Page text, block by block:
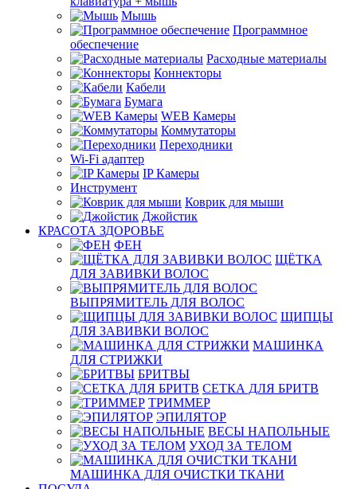
Мышь
Программное
обеспечение
Расходные материалы
Коннекторы
Кабели
Бумага
WEB Камеры
Коммутаторы
Переходники
Wi-Fi адаптер
IP Камеры
Инструмент
Коврик для мыши
Джойстик
КРАСОТА ЗДОРОВЬЕ
ФЕН
ЩЁТКА
ДЛЯ ЗАВИВКИ ВОЛОС
ВЫПРЯМИТЕЛЬ ДЛЯ ВОЛОС
ЩИПЦЫ
ДЛЯ ЗАВИВКИ ВОЛОС
МАШИНКА
ДЛЯ СТРИЖКИ
БРИТВЫ
СЕТКА ДЛЯ БРИТВ
ТРИММЕР
ЭПИЛЯТОР
ВЕСЫ НАПОЛЬНЫЕ
УХОД ЗА ТЕЛОМ
МАШИНКА ДЛЯ ОЧИСТКИ ТКАНИ